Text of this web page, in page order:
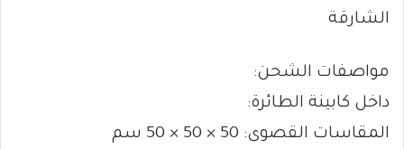
الشارقة
مواصفات الشحن:
داخل كابينة الطائرة:
المقاسات القصوى: 50 × 50 × 50 سم